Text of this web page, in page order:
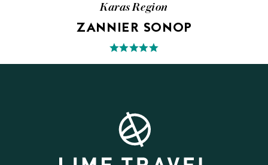
Karas Region
ZANNIER SONOP